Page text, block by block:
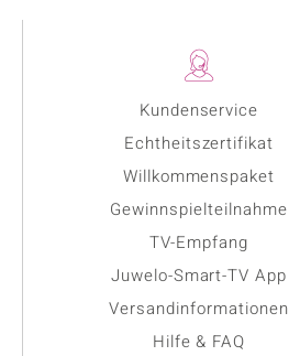
Kundenservice
Echtheitszertifikat
Willkommenspaket
Gewinnspielteilnahme
TV-Empfang
Juwelo-Smart-TV App
Versandinformationen
Hilfe & FAQ